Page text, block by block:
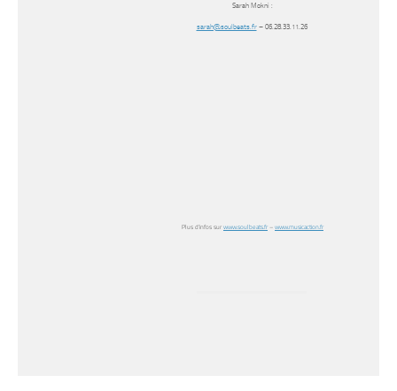
Sarah Mokni :
sarah@soulbeats.fr– 06.28.33.11.26
Plus d’infos sur www.soulbeats.fr – www.musicaction.fr